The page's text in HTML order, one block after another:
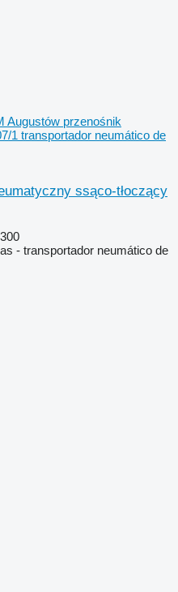
Augustów przenośnik
1 transportador neumático de
ssąco-tłoczący
- transportador neumático de